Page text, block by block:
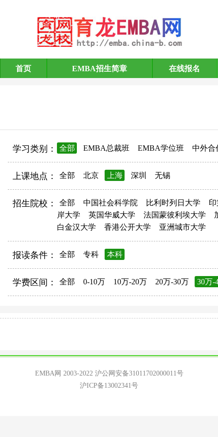
EMBA招生简章
首页 EMBA招生简章 在线报名
学习类别： 全部 EMBA总裁班 EMBA学位班 中外合
上课地点： 全部 北京 上海 深圳 无锡
招生院校： 全部 中国社会科学院 比利时列日大学
岸大学
英国华威大学 法国蒙彼利埃大学
白金汉大学
香港公开大学 亚洲城市大学
报读条件： 全部 专科 本科
学费区间： 全部 0-10万 10万-20万 20万-30万 30万-
EMBA网 2003-2022 沪公网安备31011702000011号
沪ICP备13002341号